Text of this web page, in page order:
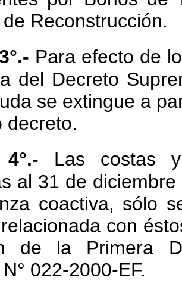
Reconstrucción.
Para efecto de
del Decreto
se extingue a
decreto.
Las costas
al 31 de
coactiva, sólo
con
de la Primera
022-2000-EF.